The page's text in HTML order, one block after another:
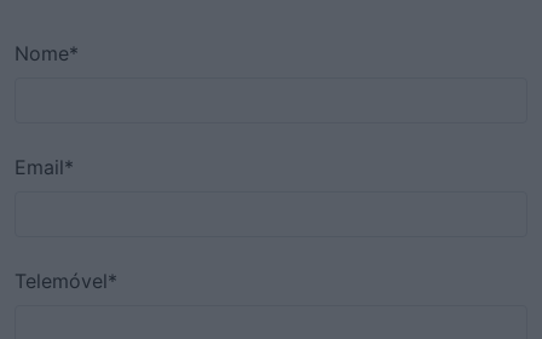
Nome*
Email*
Telemóvel*